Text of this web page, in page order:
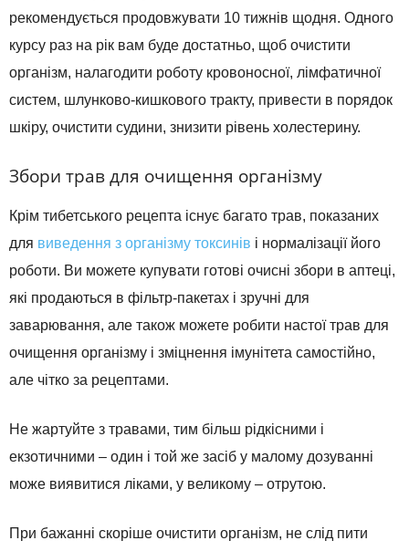
рекомендується продовжувати 10 тижнів щодня. Одного
курсу раз на рік вам буде достатньо, щоб очистити
організм, налагодити роботу кровоносної, лімфатичної
систем, шлунково-кишкового тракту, привести в порядок
шкіру, очистити судини, знизити рівень холестерину.
Збори трав для очищення організму
Крім тибетського рецепта існує багато трав, показаних
для виведення з організму токсинів і нормалізації його
роботи. Ви можете купувати готові очисні збори в аптеці,
які продаються в фільтр-пакетах і зручні для
заварювання, але також можете робити настої трав для
очищення організму і зміцнення імунітета самостійно,
але чітко за рецептами.
Не жартуйте з травами, тим більш рідкісними і
екзотичними – один і той же засіб у малому дозуванні
може виявитися ліками, у великому – отрутою.
При бажанні скоріше очистити організм, не слід пити